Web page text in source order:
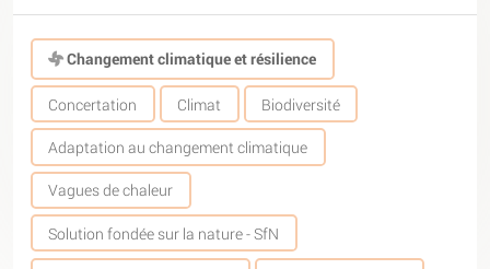
Changement climatique et résilience
Concertation Climat Biodiversité
Adaptation au changement climatique
Vagues de chaleur
Solution fondée sur la nature - SfN